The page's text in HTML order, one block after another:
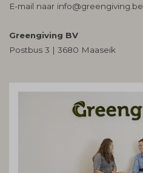
E-mail naar info@greengiving.be
Greengiving BV
Postbus 3 | 3680 Maaseik